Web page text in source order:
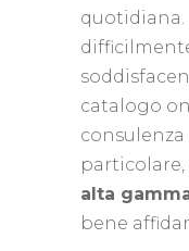
quotidiana.
catalogo
particolare,
alta
bene